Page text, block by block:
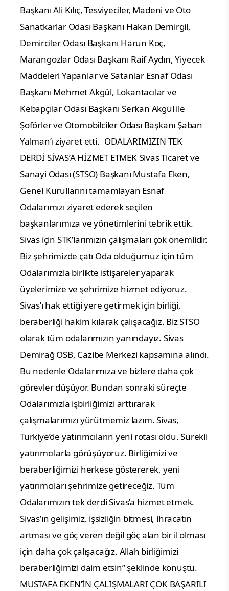
Başkanı Ali Kılıç, Tesviyeciler, Madeni ve Oto
Sanatkarlar Odası Başkanı Hakan Demirgil,
Demirciler Odası Başkanı Harun Koç,
Marangozlar Odası Başkanı Raif Aydın, Yiyecek
Maddeleri Yapanlar ve Satanlar Esnaf Odası
Başkanı Mehmet Akgül, Lokantacılar ve
Kebapçılar Odası Başkanı Serkan Akgül ile
Şoförler ve Otomobilciler Odası Başkanı Şaban
Yalman’ı ziyaret etti. ODALARIMIZIN TEK
DERDİ SİVAS’A HİZMET ETMEK Sivas Ticaret ve
Sanayi Odası (STSO) Başkanı Mustafa Eken,
Genel Kurullarını tamamlayan Esnaf
Odalarımızı ziyaret ederek seçilen
başkanlarımıza ve yönetimlerini tebrik ettik.
Sivas için STK’larımızın çalışmaları çok önemlidir.
Biz şehrimizde çatı Oda olduğumuz için tüm
Odalarımızla birlikte istişareler yaparak
üyelerimize ve şehrimize hizmet ediyoruz.
Sivas’ı hak ettiği yere getirmek için birliği,
beraberliği hakim kılarak çalışacağız. Biz STSO
olarak tüm odalarımızın yanındayız. Sivas
Demirağ OSB, Cazibe Merkezi kapsamına alındı.
Bu nedenle Odalarımıza ve bizlere daha çok
görevler düşüyor. Bundan sonraki süreçte
Odalarımızla işbirliğimizi arttırarak
çalışmalarımızı yürütmemiz lazım. Sivas,
Türkiye’de yatırımcıların yeni rotası oldu. Sürekli
yatırımcılarla görüşüyoruz. Birliğimizi ve
beraberliğimizi herkese göstererek, yeni
yatırımcıları şehrimize getireceğiz. Tüm
Odalarımızın tek derdi Sivas’a hizmet etmek.
Sivas’ın gelişimiz, işsizliğin bitmesi, ihracatın
artması ve göç veren değil göç alan bir il olması
için daha çok çalışacağız. Allah birliğimizi
beraberliğimizi daim etsin” şeklinde konuştu.
MUSTAFA EKEN’İN ÇALIŞMALARI ÇOK BAŞARILI